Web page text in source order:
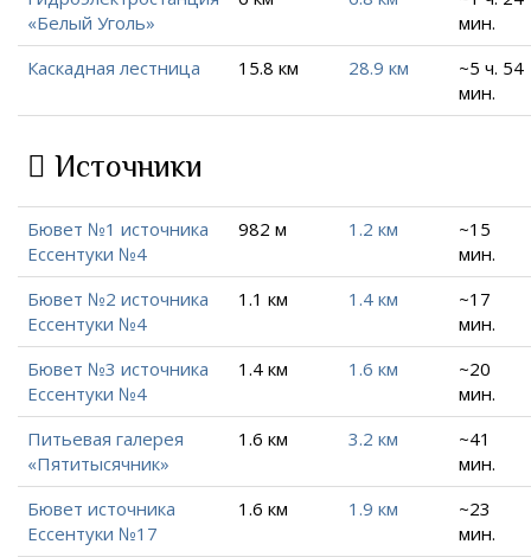
«Белый Уголь»
мин.
Каскадная лестница
15.8 км 28.9 км
~5 ч. 54
мин.
Источники
Бювет №1 источника
Ессентуки №4
982 м 1.2 км
~15
мин.
Бювет №2 источника
Ессентуки №4
1.1 км 1.4 км
~17
мин.
Бювет №3 источника
Ессентуки №4
1.4 км 1.6 км
~20
мин.
Питьевая галерея
«Пятитысячник»
1.6 км 3.2 км
~41
мин.
Бювет источника
Ессентуки №17
1.6 км 1.9 км
~23
мин.